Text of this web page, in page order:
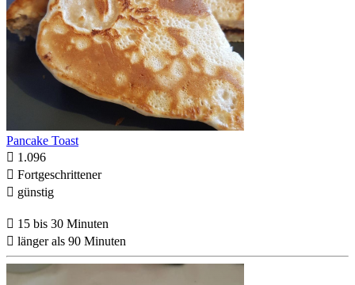
Pancake Toast
 1.096
 Fortgeschrittener
 günstig
 15 bis 30 Minuten
 länger als 90 Minuten